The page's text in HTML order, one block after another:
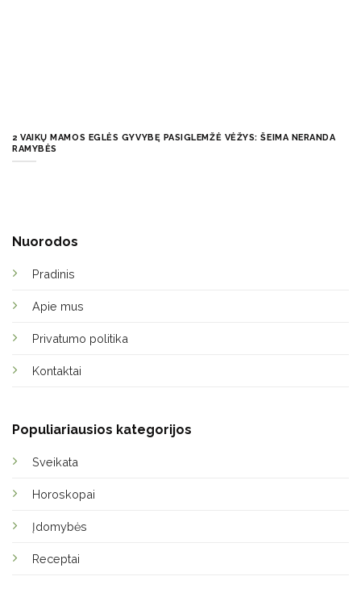
Nuorodos
Pradinis
Apie mus
Privatumo politika
Kontaktai
Populiariausios kategorijos
Sveikata
Horoskopai
Įdomybės
Receptai
2 VAIKŲ MAMOS EGLĖS GYVYBĘ PASIGLEMŽĖ VĖŽYS: ŠEIMA NERANDA
RAMYBĖS